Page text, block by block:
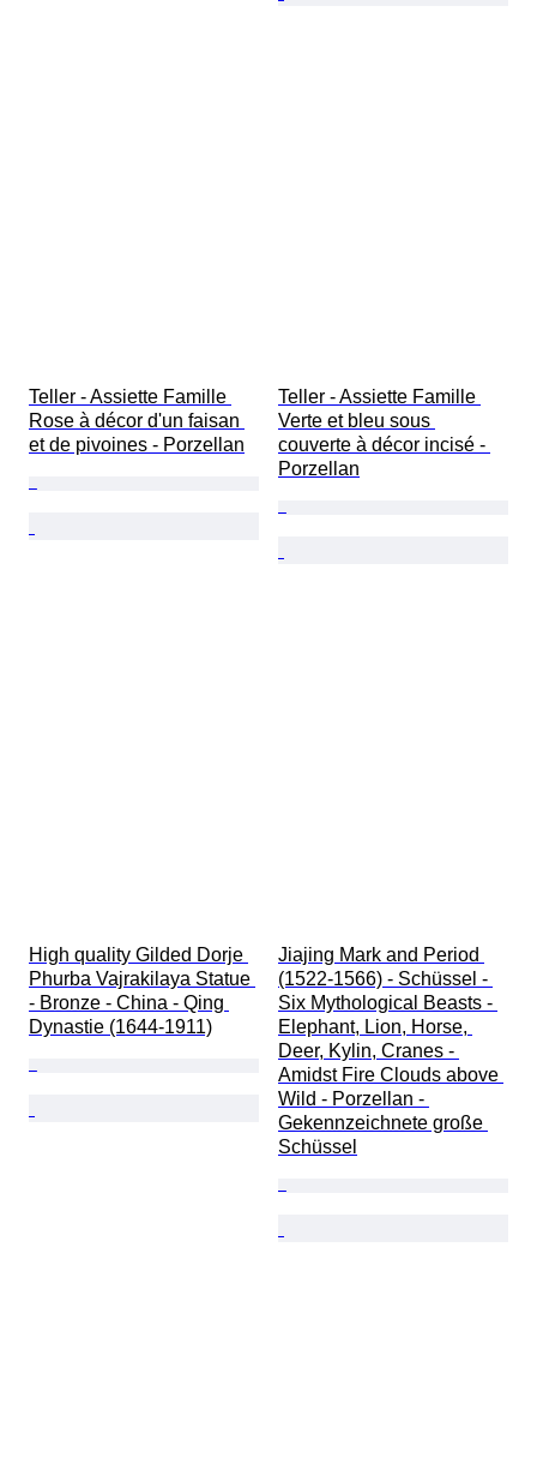
Teller - Assiette Famille
Rose à décor d'un faisan
et de pivoines - Porzellan
Teller - Assiette Famille
Verte et bleu sous
couverte à décor incisé -
Porzellan
High quality Gilded Dorje
Phurba Vajrakilaya Statue
- Bronze - China - Qing
Dynastie (1644-1911)
Jiajing Mark and Period
(1522-1566) - Schüssel -
Six Mythological Beasts -
Elephant, Lion, Horse,
Deer, Kylin, Cranes -
Amidst Fire Clouds above
Wild - Porzellan -
Gekennzeichnete große
Schüssel